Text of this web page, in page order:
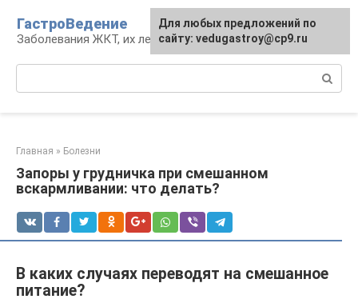
контенту
ГастроВедение
Заболевания ЖКТ, их лечение и профилактика
Главная » Болезни
Запоры у грудничка при смешанном
вскармливании: что делать?
В каких случаях переводят на смешанное
питание?
Для любых предложений по
сайту: vedugastroy@cp9.ru